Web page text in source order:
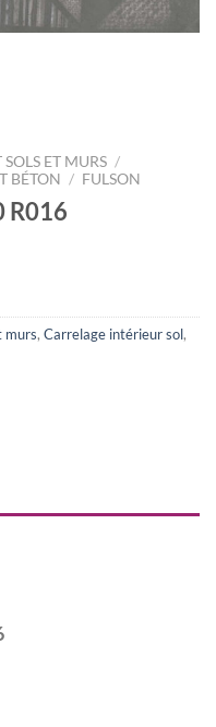
ET MURS /
BÉTON / FULSON
R016
murs, Carrelage intérieur sol,